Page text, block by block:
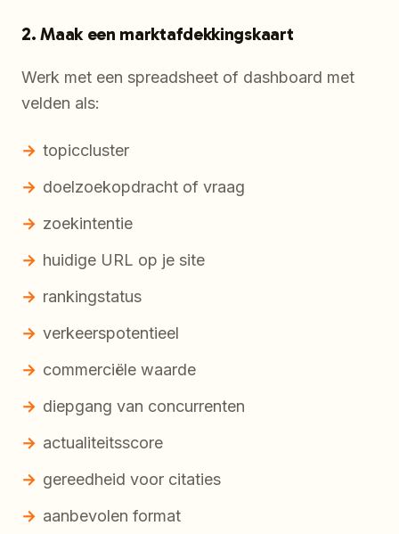
2. Maak een marktafdekkingskaart
Werk met een spreadsheet of dashboard met
velden als:
topiccluster
doelzoekopdracht of vraag
zoekintentie
huidige URL op je site
rankingstatus
verkeerspotentieel
commerciële waarde
diepgang van concurrenten
actualiteitsscore
gereedheid voor citaties
aanbevolen format